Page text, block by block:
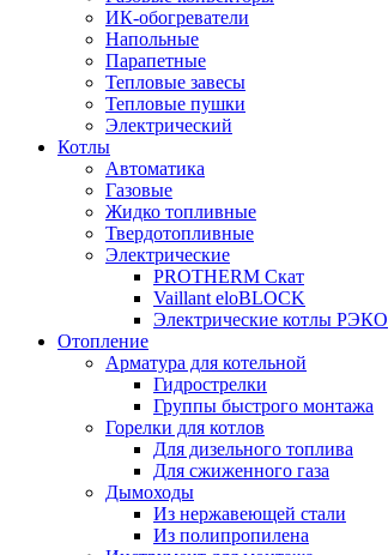
ИК-обогреватели
Напольные
Парапетные
Тепловые завесы
Тепловые пушки
Электрический
Котлы
Автоматика
Газовые
Жидко топливные
Твердотопливные
Электрические
PROTHERM Скат
Vaillant eloBLOCK
Электрические котлы РЭКО
Отопление
Арматура для котельной
Гидрострелки
Группы быстрого монтажа
Горелки для котлов
Для дизельного топлива
Для сжиженного газа
Дымоходы
Из нержавеющей стали
Из полипропилена